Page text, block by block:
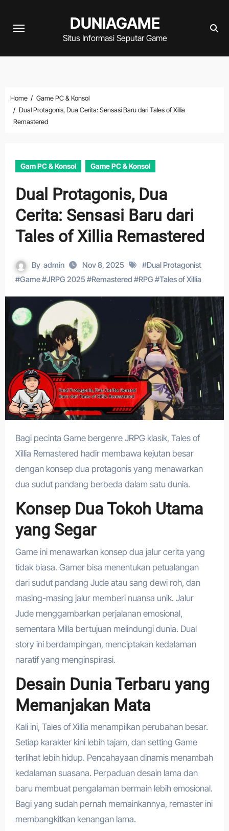
DUNIAGAME
Situs Informasi Seputar Game
Home
Game PC & Konsol
Dual Protagonis, Dua Cerita: Sensasi Baru dari Tales of Xillia
Remastered
Gam PC & Konsol Game PC & Konsol
Dual Protagonis, Dua
Cerita: Sensasi Baru dari
Tales of Xillia Remastered
By admin Nov 8, 2025 #Dual Protagonist
#Game#JRPG 2025 #Remastered #RPG #Tales of Xillia
Bagi pecinta Game bergenre JRPG klasik, Tales of
Xillia Remastered hadir membawa kejutan besar
dengan konsep dua protagonis yang menawarkan
dua sudut pandang berbeda dalam satu dunia.
Konsep Dua Tokoh Utama
yang Segar
Game ini menawarkan konsep dua jalur cerita yang
tidak biasa. Gamer bisa menentukan petualangan
dari sudut pandang Jude atau sang dewi roh, dan
masing-masing jalur memberi nuansa unik. Jalur
Jude menggambarkan perjalanan emosional,
sementara Milla bertujuan melindungi dunia. Dual
story ini berdampingan, menciptakan kedalaman
naratif yang menginspirasi.
Desain Dunia Terbaru yang
Memanjakan Mata
Kali ini, Tales of Xillia menampilkan perubahan besar.
Setiap karakter kini lebih tajam, dan setting Game
terlihat lebih hidup. Pencahayaan dinamis menambah
kedalaman suasana. Perpaduan desain lama dan
baru membuat pengalaman bermain lebih emosional.
Bagi yang sudah pernah memainkannya, remaster ini
membangkitkan kenangan lama.